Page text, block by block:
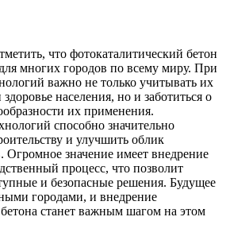
что фотокаталитический бетон
многих городов по всему миру. При
важно не только учитывать их
населения, но и заботиться о
их применения.
способно значительно
и улучшить облик
Огромное значение имеет внедрение
процесс, что позволит
и безопасные решения. Будущее
городами, и внедрение
бетона станет важным шагом на этом